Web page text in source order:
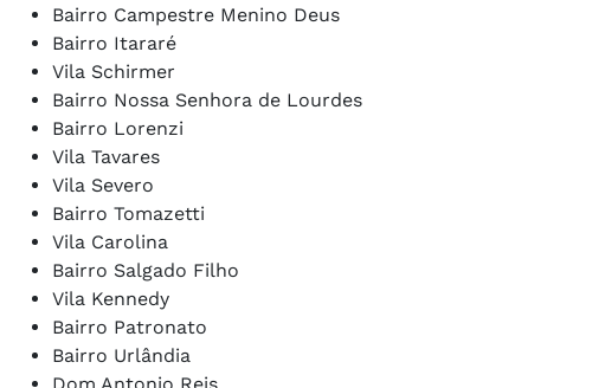
Bairro Campestre Menino Deus
Bairro Itararé
Vila Schirmer
Bairro Nossa Senhora de Lourdes
Bairro Lorenzi
Vila Tavares
Vila Severo
Bairro Tomazetti
Vila Carolina
Bairro Salgado Filho
Vila Kennedy
Bairro Patronato
Bairro Urlândia